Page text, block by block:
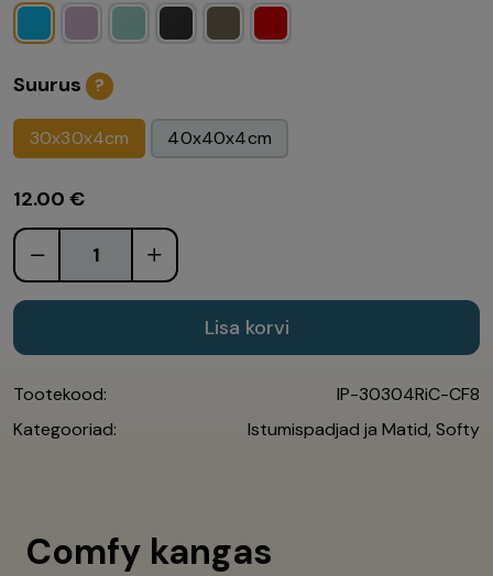
Suurus ?
30x30x4cm 40x40x4cm
12.00 €
Lisa korvi
Tootekood:
IP-30304RiC-CF8
Kategooriad:
Istumispadjad ja Matid, Softy
Comfy kangas